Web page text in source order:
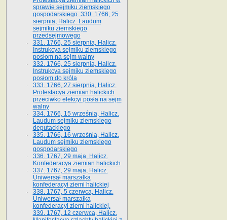
sprawie sejmiku ziemskiego
gospodarskiego. 330. 1766, 25
sierpnia, Halicz. Laudum
sejmiku ziemskiego
przedsejmowego
331. 1766, 25 sierpnia, Halicz.
Instrukcya sejmiku ziemskiego
posłom na sejm walny
332. 1766, 25 sierpnia, Halicz.
Instrukcya sejmiku ziemskiego
posłom do króla
333. 1766, 27 sierpnia, Halicz.
Protestacya ziemian halickich
przeciwko elekcyi posła na sejm
walny
334. 1766, 15 września, Halicz.
Laudum sejmiku ziemskiego
deputackiego
335. 1766, 16 września, Halicz.
Laudum sejmiku ziemskiego
gospodarskiego
336. 1767, 29 maja, Halicz.
Konfederacya ziemian halickich
337. 1767, 29 maja, Halicz.
Uniwersał marszałka
konfederacyi ziemi halickiej
338. 1767, 5 czerwca, Halicz.
Uniwersał marszałka
konfederacyi ziemi halickiej.
339. 1767, 12 czerwca, Halicz.